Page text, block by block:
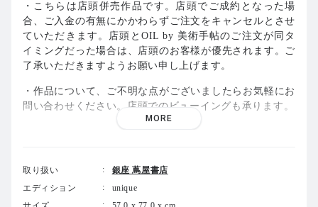
・こちらは店頭併売作品です。店頭でご成約となった場
合、ご入金の有無にかかわらずご注文をキャンセルとさせ
ていただきます。店頭とOIL by 美術手帖のご注文が同タ
イミングだった場合は、店頭のお客様が優先されます。ご
了承いただきますようお願い申し上げます。
・作品について、ご不明な点がございましたらお気軽にお
問い合わせください。店頭でのビューイングも承ります。
MORE
取り扱い
銀座 蔦屋書店
エディション
unique